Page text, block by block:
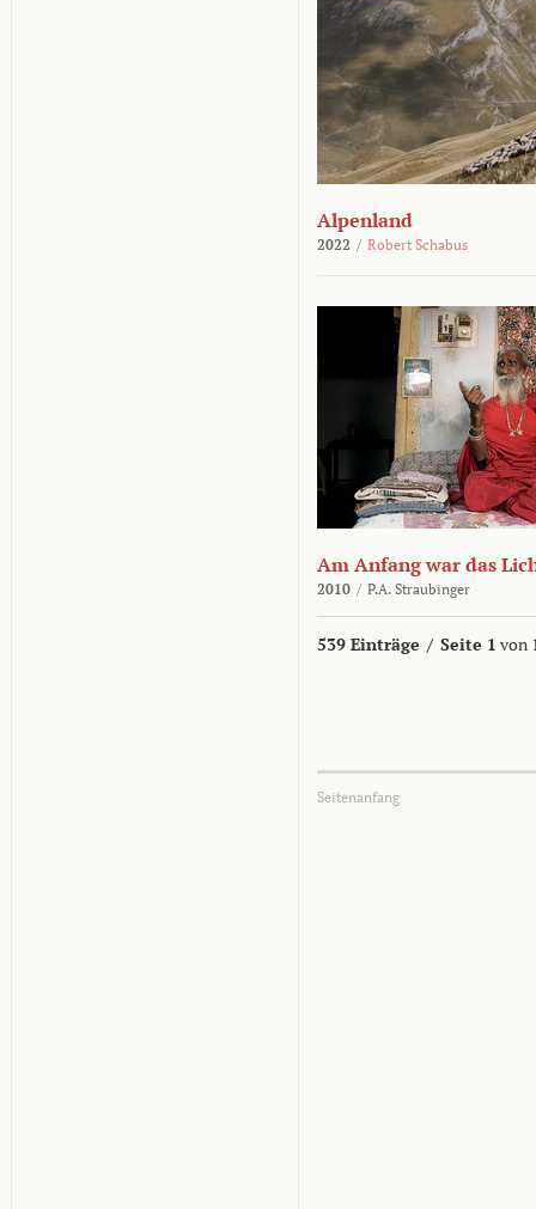
Alpenland
2022 / Robert Schabus
Am Anfang war das
2010 / P.A. Straubinger
539 Einträge / Seite 1 von
Seitenanfang